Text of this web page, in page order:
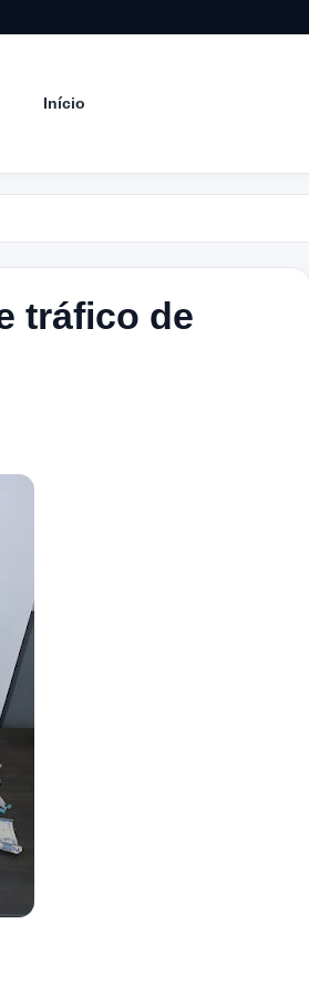
Início
tráfico de